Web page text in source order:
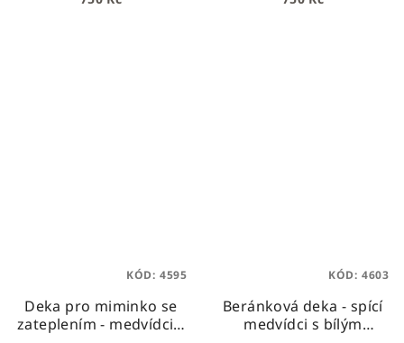
Deka pro miminko se
zateplením - medvídci s
KÓD: 4595
Beránková deka - spící
medvídci s bílým
KÓD: 4603